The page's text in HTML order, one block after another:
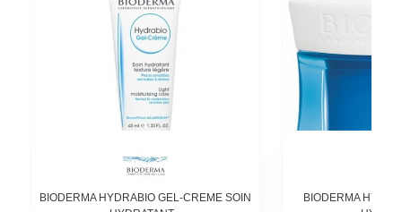
BIODERMA HYDRABIO GEL-CREME SOIN
BIODERMA